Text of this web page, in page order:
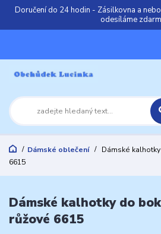
Doručení do 24 hodin - Zásilkovna a
odesíláme
Dámské oblečení
Dámské
6615
Dámské kalhotky do
růžové 6615